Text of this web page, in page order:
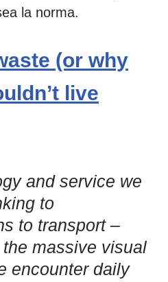
la norma.
(or why
live
and service we
to
to transport –
massive visual
encounter daily